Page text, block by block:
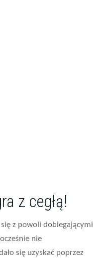
z cegłą!
z powoli dobiegającymi
nie
się uzyskać poprzez